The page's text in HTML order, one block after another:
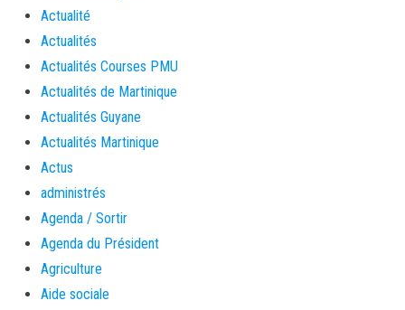
Actualité
Actualités
Actualités Courses PMU
Actualités de Martinique
Actualités Guyane
Actualités Martinique
Actus
administrés
Agenda / Sortir
Agenda du Président
Agriculture
Aide sociale